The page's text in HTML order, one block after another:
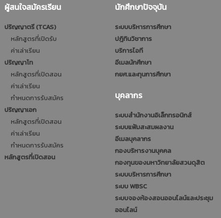
ผู้สนใจสมัครเรียน
ปริญญาตรี (TCAS)
หลักสูตรที่เปิดรับ
ค่าเล่าเรียน
ปริญญาโท
หลักสูตรที่เปิดสอน
ค่าเล่าเรียน
กำหนดการรับสมัคร
ปริญญาเอก
หลักสูตรที่เปิดสอน
ค่าเล่าเรียน
กำหนดการรับสมัคร
หลักสูตรที่เปิดสอน
นักศึกษาปัจจุบัน
ระบบบริหารการศึกษา
ปฎิทินวิชาการ
บริการไอที
อีเมลนักศึกษา
กยศ.และทุนการศึกษา
บุคลากร
ระบบสำนักงานอิเล็กทรอนิกส์
ระบบแฟ้มสะสมผลงาน
อีเมลบุคลากร
กองบริหารงานบุคคล
กองทุนของมหาวิทยาลัยสวนดุสิต
ระบบบริหารการศึกษา
ระบบ WBSC
ระบบจองห้องสอนออนไลน์และประชุม
ออนไลน์